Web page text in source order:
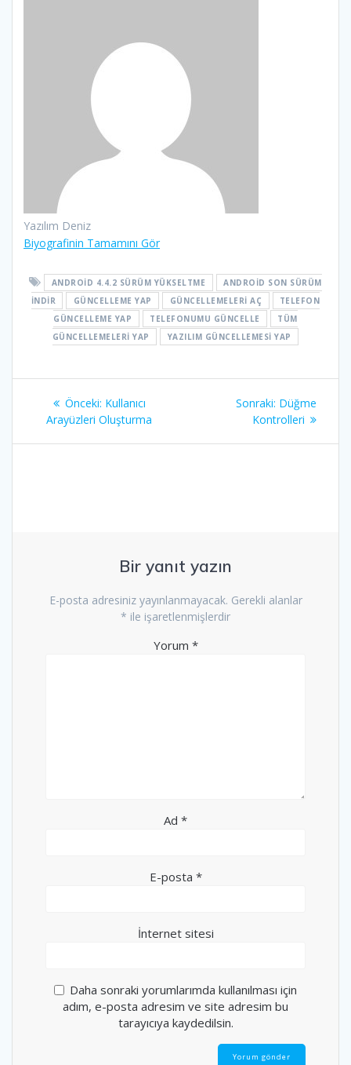
Yazılım Deniz
Biyografinin Tamamını Gör
ANDROID 4.4.2 SÜRÜM YÜKSELTME
ANDROID SON SÜRÜM
INDIR
GÜNCELLEME YAP GÜNCELLEMELERI AÇ
TELEFON
GÜNCELLEME YAP
TELEFONUMU GÜNCELLE
TÜM
GÜNCELLEMELERI YAP
YAZILIM GÜNCELLEMESI YAP
Yazı
gezinmesi
Önceki: Önceki
yazı:
Kullanıcı
Arayüzleri Oluşturma
Sonraki: Sonraki
yazı:
Düğme
Kontrolleri
Bir yanıt yazın
E-posta adresiniz yayınlanmayacak. Gerekli alanlar
* ile işaretlenmişlerdir
Yorum *
Ad *
E-posta *
İnternet sitesi
Daha sonraki yorumlarımda kullanılması için
adım, e-posta adresim ve site adresim bu
tarayıcıya kaydedilsin.